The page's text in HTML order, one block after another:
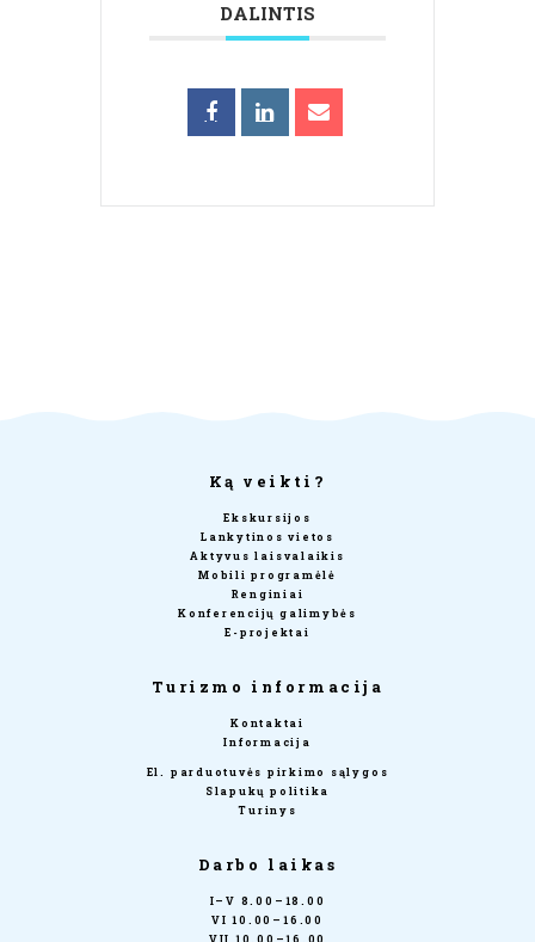
DALINTIS
Ką veikti?
Ekskursijos
Lankytinos vietos
Aktyvus laisvalaikis
Mobili programėlė
Renginiai
Konferencijų galimybės
E-projektai
Turizmo informacija
Kontaktai
Informacija
El. parduotuvės pirkimo sąlygos
Slapukų politika
Turinys
Darbo laikas
I–V 8.00–18.00
VI 10.00–16.00
VII 10.00–16.00